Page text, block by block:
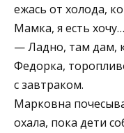
ежась от холода,
Мамка, я есть хочу…
— Ладно, там дам,
Федорка,
с завтраком.
Марковна
охала, пока дети